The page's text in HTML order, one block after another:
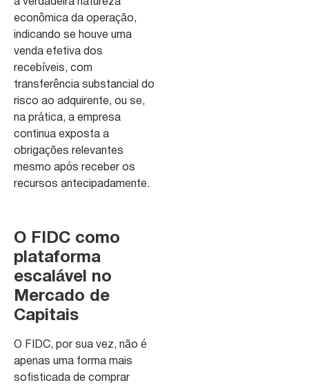
a verdadeira natureza
econômica da operação,
indicando se houve uma
venda efetiva dos
recebíveis, com
transferência substancial do
risco ao adquirente, ou se,
na prática, a empresa
continua exposta a
obrigações relevantes
mesmo após receber os
recursos antecipadamente.
O FIDC como
plataforma
escalável no
Mercado de
Capitais
O FIDC, por sua vez, não é
apenas uma forma mais
sofisticada de comprar